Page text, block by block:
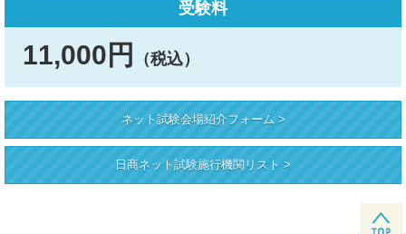
受験料
11,000円 （税込）
ネット試験会場紹介フォーム >
日商ネット試験施行機関リスト >